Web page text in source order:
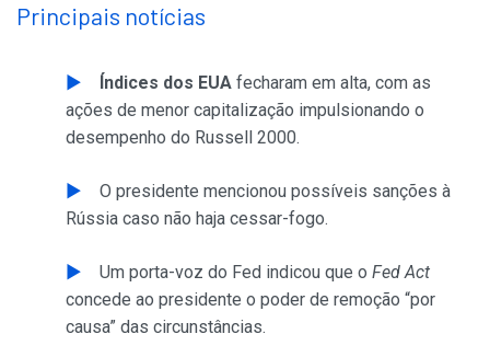
Principais notícias
Índices dos EUA fecharam em alta, com as
ações de menor capitalização impulsionando o
desempenho do Russell 2000.
O presidente mencionou possíveis sanções à
Rússia caso não haja cessar-fogo.
Um porta-voz do Fed indicou que o Fed Act
concede ao presidente o poder de remoção “por
causa” das circunstâncias.